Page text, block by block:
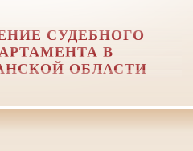
СУДЕБНОГО
В
ОБЛАСТИ